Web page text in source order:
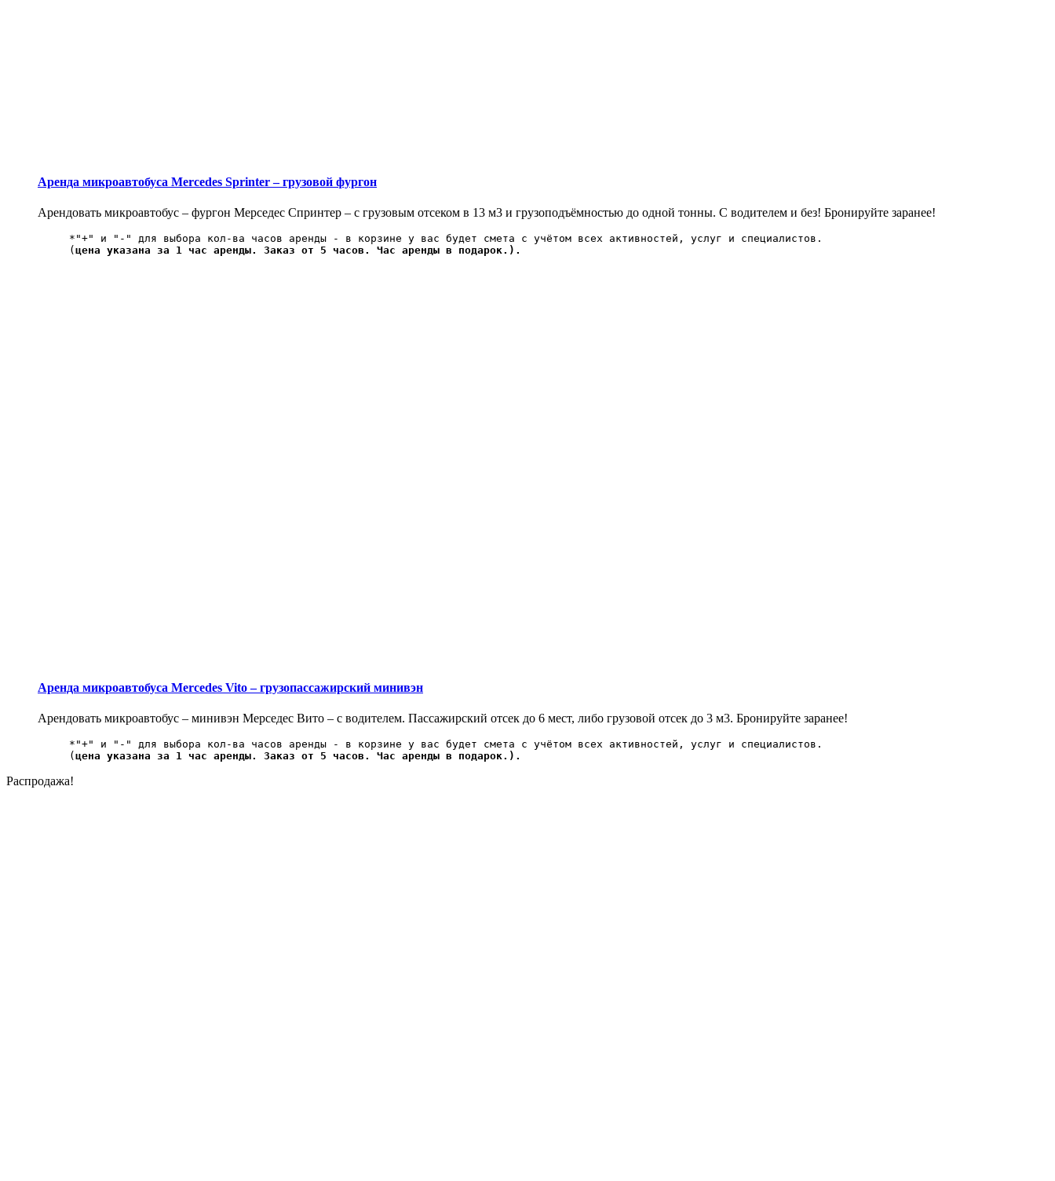
Аренда микроавтобуса Mercedes Sprinter – грузовой фургон
Арендовать микроавтобус – фургон Мерседес Спринтер – с грузовым отсеком в 13 м3 и грузоподъёмностью до одной тонны. С водителем и без! Бронируйте заранее!
*"+" и "-" для выбора кол-ва часов аренды - в корзине у вас будет смета с учётом всех активностей, услуг и специалистов.
( цена указана за 1 час аренды. Заказ от 5 часов. Час аренды в подарок.).
Аренда микроавтобуса Mercedes Vito – грузопассажирский минивэн
Арендовать микроавтобус – минивэн Мерседес Вито – с водителем. Пассажирский отсек до 6 мест, либо грузовой отсек до 3 м3. Бронируйте заранее!
*"+" и "-" для выбора кол-ва часов аренды - в корзине у вас будет смета с учётом всех активностей, услуг и специалистов.
( цена указана за 1 час аренды. Заказ от 5 часов. Час аренды в подарок.).
Распродажа!